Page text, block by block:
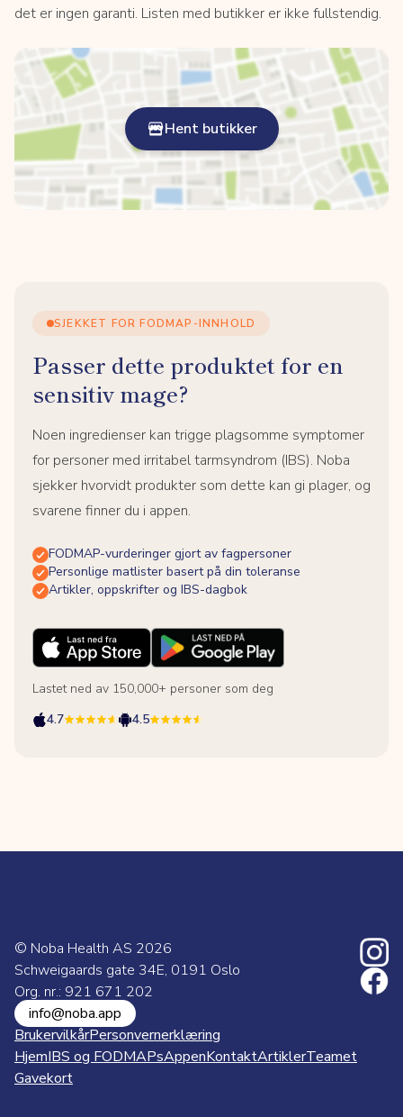
det er ingen garanti. Listen med butikker er ikke fullstendig.
Hent butikker
SJEKKET FOR FODMAP-INNHOLD
Passer dette produktet for en
sensitiv mage?
Noen ingredienser kan trigge plagsomme symptomer
for personer med irritabel tarmsyndrom (IBS). Noba
sjekker hvorvidt produkter som dette kan gi plager, og
svarene finner du i appen.
FODMAP-vurderinger gjort av fagpersoner
Personlige matlister basert på din toleranse
Artikler, oppskrifter og IBS-dagbok
Lastet ned av 150,000+ personer som deg
4.7
4.5
© Noba Health AS 2026
Schweigaards gate 34E, 0191 Oslo
Org. nr.: 921 671 202
info@noba.app
BrukervilkårPersonvernerklæring
HjemIBS og FODMAPsAppenKontaktArtiklerTeamet
Gavekort